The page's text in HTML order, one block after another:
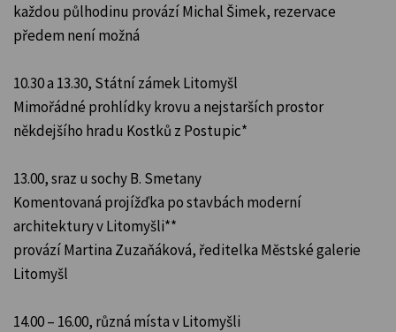
každou půlhodinu provází Michal Šimek, rezervace
předem není možná
10.30 a 13.30, Státní zámek Litomyšl
Mimořádné prohlídky krovu a nejstarších prostor
někdejšího hradu Kostků z Postupic*
13.00, sraz u sochy B. Smetany
Komentovaná projížďka po stavbách moderní
architektury v Litomyšli**
provází Martina Zuzaňáková, ředitelka Městské galerie
Litomyšl
14.00 – 16.00, různá místa v Litomyšli